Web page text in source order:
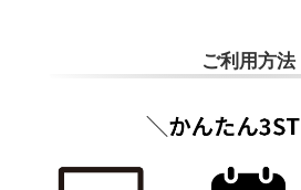
ご利用方法